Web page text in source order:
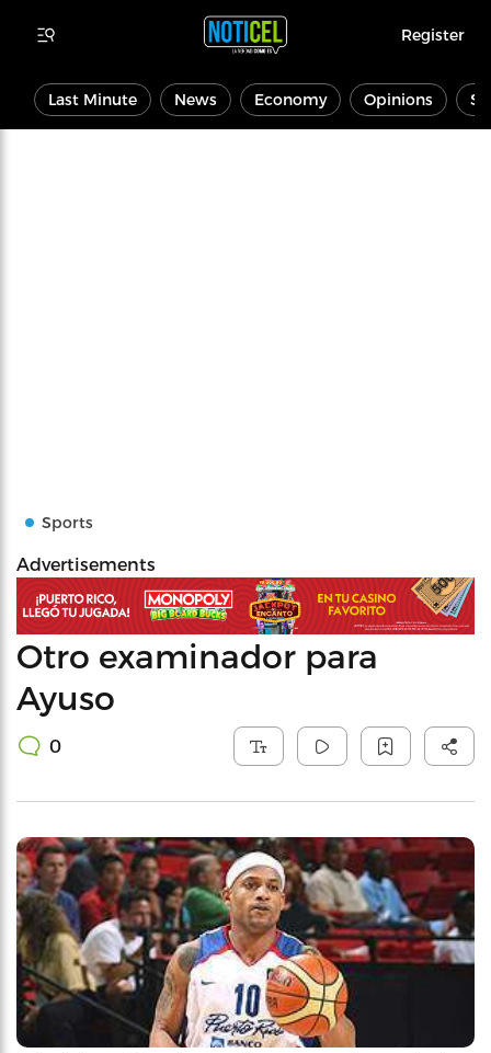
Register
Last Minute News Economy Opinions
Sports
Advertisements
Otro examinador para
Ayuso
0